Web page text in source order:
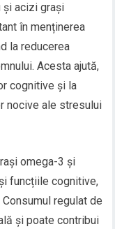
și acizi grași
în menținerea
la reducerea
Acesta ajută,
cognitive și la
nocive ale stresului
omega-3 și
funcțiile cognitive,
regulat de
și poate contribui